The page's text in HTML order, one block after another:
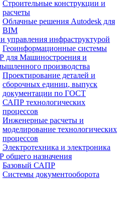
Строительные конструкции и
расчеты
Облачные решения Autodesk для
BIM
управления инфраструктурой
Геоинформационные системы
для Машиностроения и
производства
Проектирование деталей и
сборочных единиц, выпуск
документации по ГОСТ
САПР технологических
процессов
Инженерные расчеты и
моделирование технологических
процессов
Электротехника и электроника
назначения
Базовый САПР
Системы документооборота